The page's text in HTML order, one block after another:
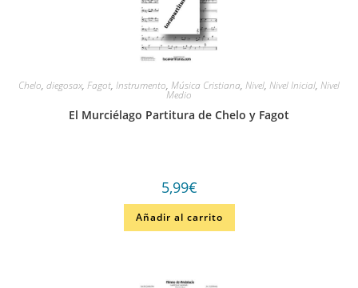
Chelo, diegosax, Fagot, Instrumento, Música Cristiana, Nivel, Nivel Inicial, Nivel
Medio
El Murciélago Partitura de Chelo y Fagot
5,99€
Añadir al carrito